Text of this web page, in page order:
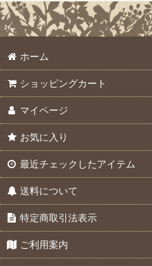
ホーム
ショッピングカート
マイページ
お気に入り
最近チェックしたアイテム
送料について
特定商取引法表示
ご利用案内